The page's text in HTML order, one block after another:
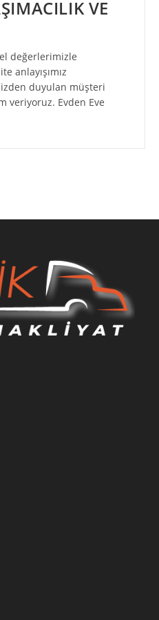
VE
değerlerimizle
anlayışımız
duyulan müşteri
veriyoruz. Evden Eve